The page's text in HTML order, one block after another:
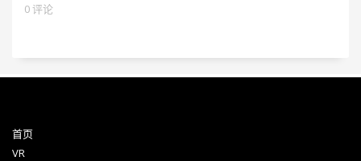
0 评论
首页
VR